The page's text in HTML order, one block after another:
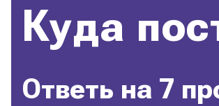
Куда
Ответь на 7